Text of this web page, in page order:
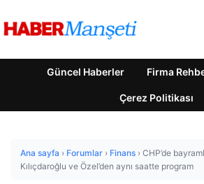
Güncel Haberler Firma
Çerez Politikası
Ana sayfa › Forumlar › Finans › CHP’de
Kılıçdaroğlu ve Özel’den aynı saatte program